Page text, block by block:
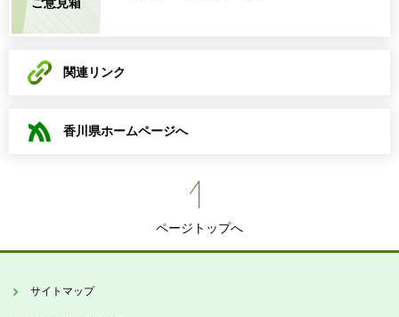
関連リンク
香川県ホームページへ
ページトップへ
サイトマップ